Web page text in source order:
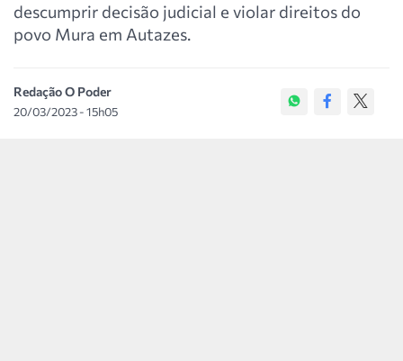
descumprir decisão judicial e violar direitos do
povo Mura em Autazes.
Redação O Poder
20/03/2023 - 15h05